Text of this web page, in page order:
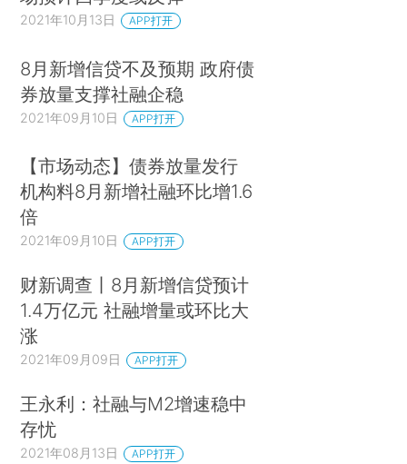
2021年10月13日 APP打开
8月新增信贷不及预期 政府债
券放量支撑社融企稳
2021年09月10日 APP打开
【市场动态】债券放量发行
机构料8月新增社融环比增1.6
倍
2021年09月10日 APP打开
财新调查丨8月新增信贷预计
1.4万亿元 社融增量或环比大
涨
2021年09月09日 APP打开
王永利：社融与M2增速稳中
存忧
2021年08月13日 APP打开